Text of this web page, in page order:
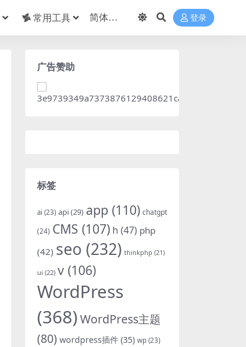
常用工具 登录
广告赞助
标签
ai (23) api(29) app (110) chatgpt
(24) CMS (107) h (47) php
(42) seo (232) thinkphp (21)
ui (22) v (106)
WordPress
(368)WordPress主题
(80) wordpress插件 (35) wp (23)